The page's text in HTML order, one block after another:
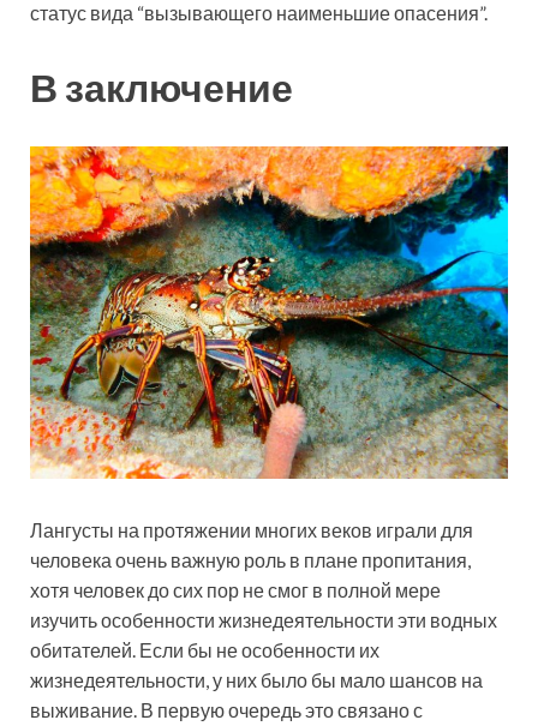
статус вида “вызывающего наименьшие опасения”.
В заключение
Лангусты на протяжении многих веков играли для
человека очень важную роль в плане пропитания,
хотя человек до сих пор не смог в полной мере
изучить особенности жизнедеятельности эти водных
обитателей. Если бы не особенности их
жизнедеятельности, у них было бы мало шансов на
выживание. В первую очередь это связано с